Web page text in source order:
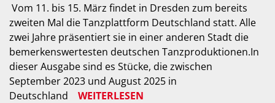
Vom 11. bis 15. März findet in Dresden zum bereits
zweiten Mal die Tanzplattform Deutschland statt. Alle
zwei Jahre präsentiert sie in einer anderen Stadt die
bemerkenswertesten deutschen Tanzproduktionen.In
dieser Ausgabe sind es Stücke, die zwischen
September 2023 und August 2025 in
Deutschland
WEITERLESEN